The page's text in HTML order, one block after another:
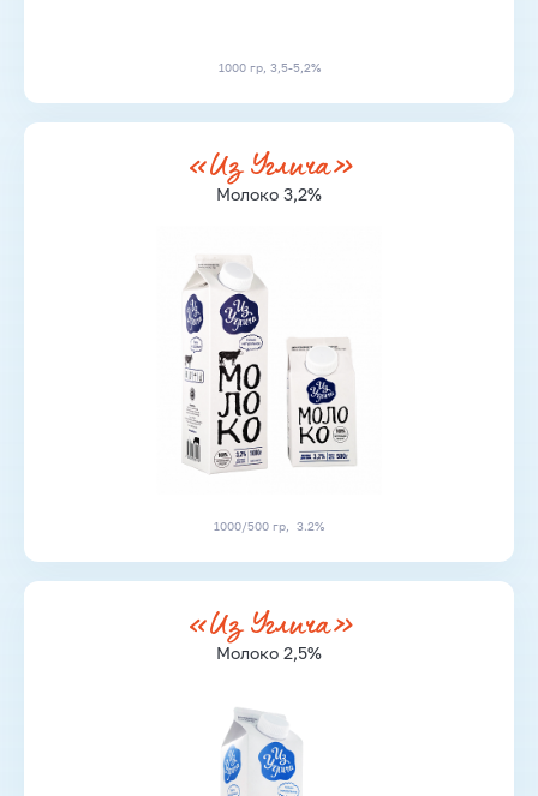
1000 гр, 3,5-5,2%
«Из Углича»
Молоко 3,2%
1000/500 гр, 3.2%
«Из Углича»
Молоко 2,5%